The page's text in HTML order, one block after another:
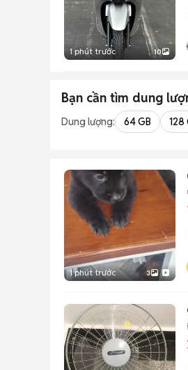
1 phút trước 10
Bạn cần tìm dung
Dung lượng: 64 GB 128
1 phút trước 3